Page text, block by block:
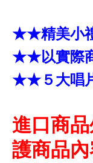
★★精美小
★★以實際
★★５大唱
進口商
護商品